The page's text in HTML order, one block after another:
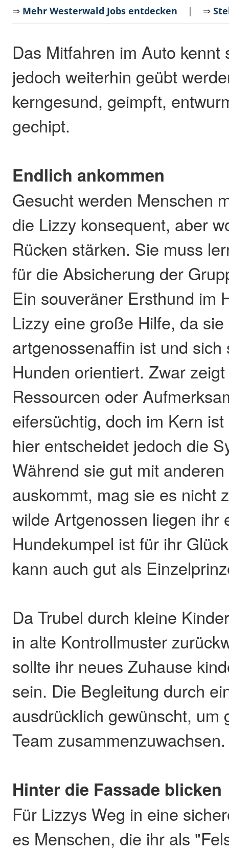
⇒ Mehr Westerwald Jobs entdecken | ⇒
Das Mitfahren im Auto kennt
jedoch weiterhin geübt
kerngesund, geimpft,
gechipt.
Endlich ankommen
Gesucht werden Menschen
die Lizzy konsequent, aber
Rücken stärken. Sie muss
für die Absicherung der
Ein souveräner Ersthund im
Lizzy eine große Hilfe, da
artgenossenaffin ist und
Hunden orientiert. Zwar
Ressourcen oder
eifersüchtig, doch im Kern
hier entscheidet jedoch die
Während sie gut mit
auskommt, mag sie es nicht
wilde Artgenossen liegen ihr
Hundekumpel ist für ihr
kann auch gut als
Da Trubel durch kleine
in alte Kontrollmuster
sollte ihr neues Zuhause
sein. Die Begleitung durch
ausdrücklich gewünscht, um
Team zusammenzuwachsen.
Hinter die Fassade blicken
Für Lizzys Weg in eine
es Menschen, die ihr als